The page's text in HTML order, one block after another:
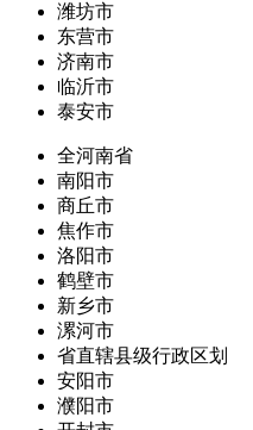
潍坊市
东营市
济南市
临沂市
泰安市
全河南省
南阳市
商丘市
焦作市
洛阳市
鹤壁市
新乡市
漯河市
省直辖县级行政区划
安阳市
濮阳市